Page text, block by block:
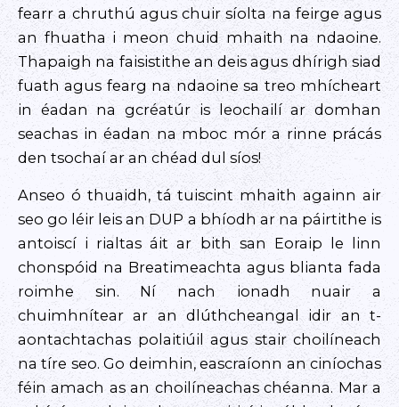
fearr a chruthú agus chuir síolta na feirge agus
an fhuatha i meon chuid mhaith na ndaoine.
Thapaigh na faisistithe an deis agus dhírigh siad
fuath agus fearg na ndaoine sa treo mhícheart
in éadan na gcréatúr is leochailí ar domhan
seachas in éadan na mboc mór a rinne prácás
den tsochaí ar an chéad dul síos!
Anseo ó thuaidh, tá tuiscint mhaith againn air
seo go léir leis an DUP a bhíodh ar na páirtithe is
antoiscí i rialtas áit ar bith san Eoraip le linn
chonspóid na Breatimeachta agus blianta fada
roimhe sin. Ní nach ionadh nuair a
chuimhnítear ar an dlúthcheangal idir an t-
aontachtachas polaitiúil agus stair choilíneach
na tíre seo. Go deimhin, eascraíonn an ciníochas
féin amach as an choilíneachas chéanna. Mar a